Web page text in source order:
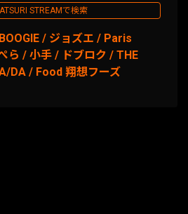
STREAMで検索
/ ジョズエ / Paris
ら / 小手 / ドブロク / THE
DA / Food 翔想フーズ